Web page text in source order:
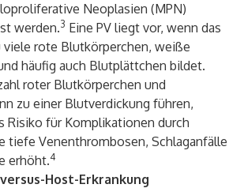
Neoplasien (MPN)
werden.3 Eine PV liegt vor, wenn das
viele rote Blutkörperchen, weiße
häufig auch Blutplättchen bildet.
roter Blutkörperchen und
zu einer Blutverdickung führen,
Risiko für Komplikationen durch
tiefe Venenthrombosen, Schlaganfälle
erhöht.4
Host-Erkrankung